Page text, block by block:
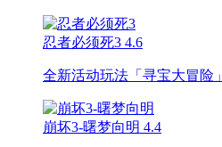
忍者必须死3 4.6
全新活动玩法「寻宝大冒险」
崩坏3-曙梦向明 4.4